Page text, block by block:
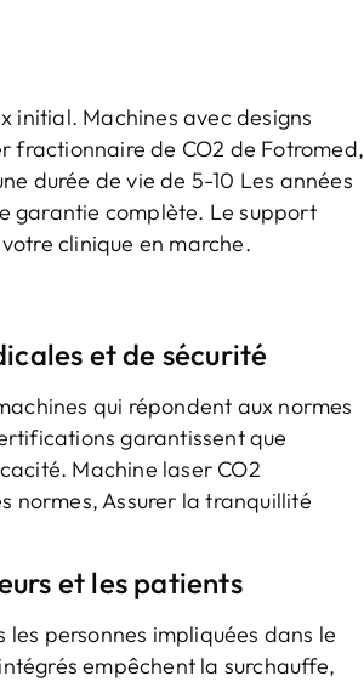
initial. Machines avec designs
fractionnaire de CO2 de Fotromed,
durée de vie de 5-10 Les années
garantie complète. Le support
clinique en marche.
et de sécurité
qui répondent aux normes
garantissent que
Machine laser CO2
normes, Assurer la tranquillité
et les patients
personnes impliquées dans le
empêchent la surchauffe,